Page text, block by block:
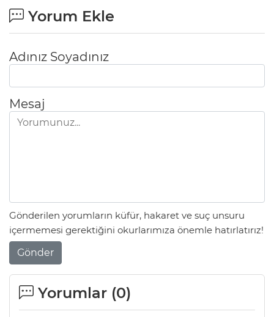
Yorum Ekle
Adınız Soyadınız
Mesaj
Gönderilen yorumların küfür, hakaret ve suç unsuru
içermemesi gerektiğini okurlarımıza önemle hatırlatırız!
Gönder
Yorumlar (0)